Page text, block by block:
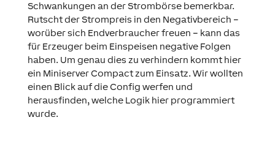
Schwankungen an der Strombörse bemerkbar.
Rutscht der Strompreis in den Negativbereich –
worüber sich Endverbraucher freuen – kann das
für Erzeuger beim Einspeisen negative Folgen
haben. Um genau dies zu verhindern kommt hier
ein Miniserver Compact zum Einsatz. Wir wollten
einen Blick auf die Config werfen und
herausfinden, welche Logik hier programmiert
wurde.